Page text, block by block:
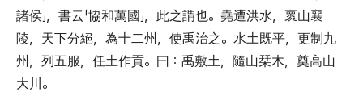
諸侯」， 書云「協和萬國」， 此之謂也。 堯遭洪水， 褱山襄
陵， 天下分絕， 為十二州 ， 使禹治之。 水土既平， 更制九
州 ， 列五服， 任土作貢。 曰 ： 禹敷土， 隨山栞木， 奠高山
大川 。